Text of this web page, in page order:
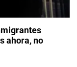
ahora, no